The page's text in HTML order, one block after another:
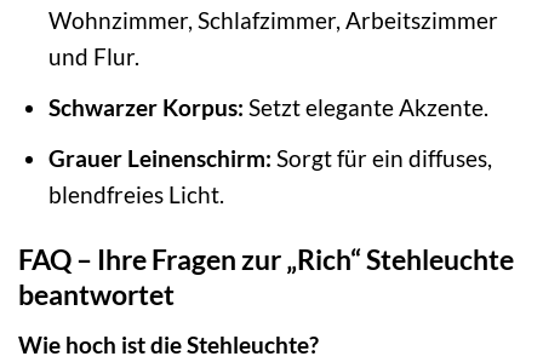
Wohnzimmer, Schlafzimmer, Arbeitszimmer
und Flur.
Schwarzer Korpus: Setzt elegante Akzente.
Grauer Leinenschirm: Sorgt für ein diffuses,
blendfreies Licht.
FAQ – Ihre Fragen zur „Rich“ Stehleuchte
beantwortet
Wie hoch ist die Stehleuchte?